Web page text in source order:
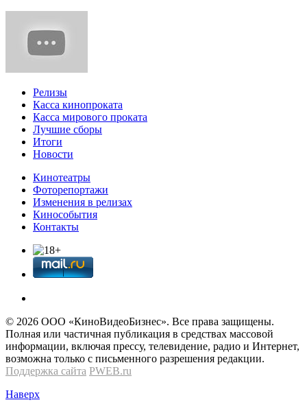
Релизы
Касса кинопроката
Касса мирового проката
Лучшие сборы
Итоги
Новости
Кинотеатры
Фоторепортажи
Изменения в релизах
Кинособытия
Контакты
© 2026 OOО «КиноВидеоБизнес». Все права защищены.
Полная или частичная публикация в средствах массовой
информации, включая прессу, телевидение, радио и Интернет,
возможна только с письменного разрешения редакции.
Поддержка сайта PWEB.ru
Наверх